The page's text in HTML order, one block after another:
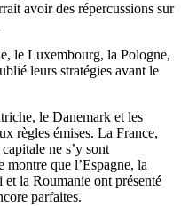
avoir des répercussions sur
le Luxembourg, la Pologne,
leurs stratégies avant le
le Danemark et les
règles émises. La France,
ne s’y sont
montre que l’Espagne, la
la Roumanie ont présenté
parfaites.